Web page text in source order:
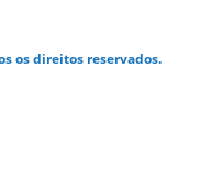
os direitos reservados.